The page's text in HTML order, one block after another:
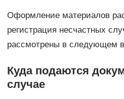
Оформление материалов
регистрация несчастных
рассмотрены в следующем
Куда подаются
случае